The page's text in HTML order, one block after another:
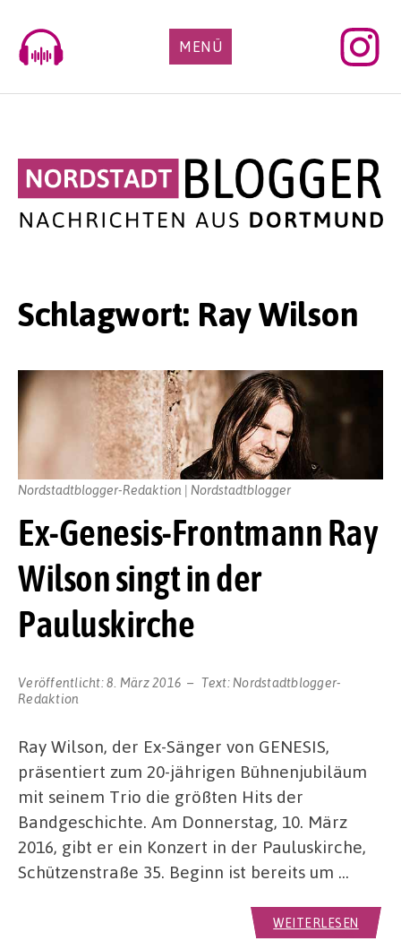
content
MENÜ
Schlagwort: Ray Wilson
Ex-Genesis-Frontmann Ray
Wilson singt in der
Pauluskirche
Veröffentlicht:8. März 2016 Text: Nordstadtblogger-
Redaktion
Nordstadtblogger-Redaktion | Nordstadtblogger
Ray Wilson, der Ex-Sänger von GENESIS,
präsentiert zum 20-jährigen Bühnenjubiläum
mit seinem Trio die größten Hits der
Bandgeschichte. Am Donnerstag, 10. März
2016, gibt er ein Konzert in der Pauluskirche,
Schützenstraße 35. Beginn ist bereits um …
WEITERLESEN